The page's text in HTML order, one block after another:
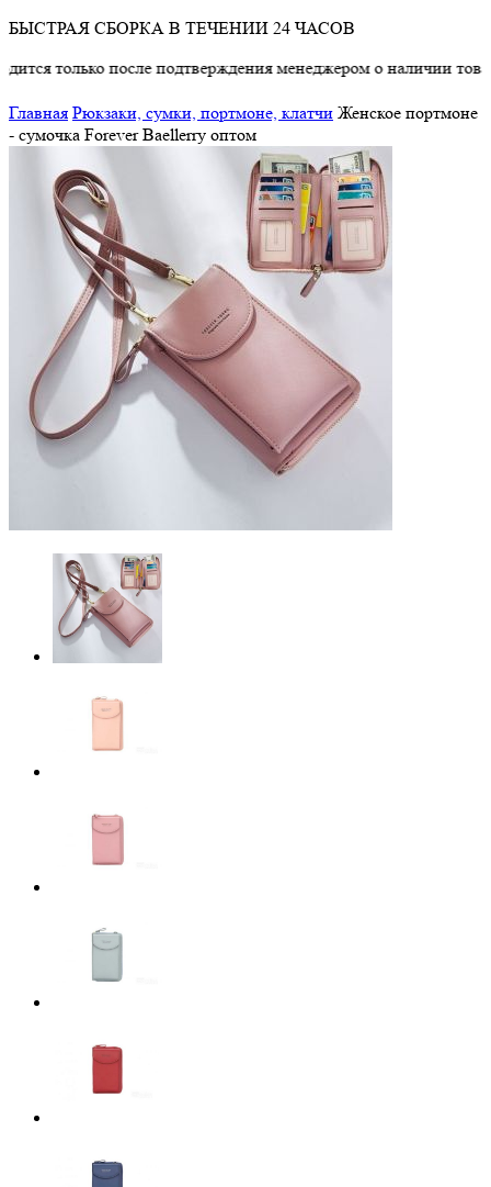
БЫСТРАЯ СБОРКА В ТЕЧЕНИИ 24 ЧАСОВ
после подтверждения менеджером о наличии товара.
Главная Рюкзаки, сумки, портмоне, клатчи Женское портмоне
- сумочка Forever Baellerry оптом